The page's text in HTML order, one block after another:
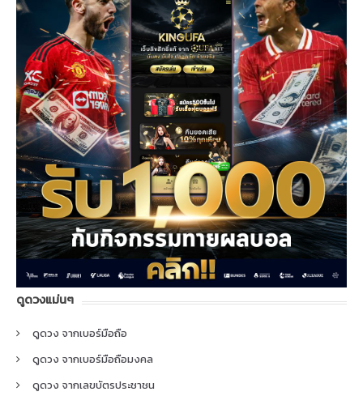
ดูดวงแม่นๆ
ดูดวง จากเบอร์มือถือ
ดูดวง จากเบอร์มือถือมงคล
ดูดวง จากเลขบัตรประชาชน